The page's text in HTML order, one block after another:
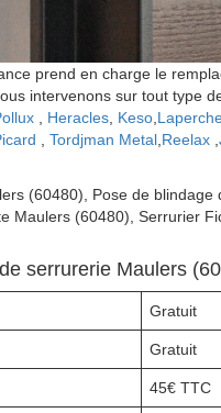
prend en charge le
intervenons sur tout type
Heracles Keso
Tordjman Metal Reelax
(60480), Pose de
Maulers (60480), Serrurier
serrurerie Maulers
Gratuit
Gratuit
45€ TTC